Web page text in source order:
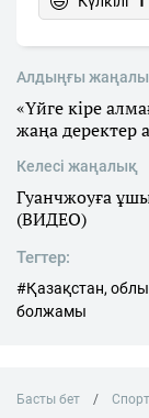
Алдыңғы
«Үйге кіре
жаңа деректер
Келесі жаңалық
Гуанчжоуға
(ВИДЕО)
Тегтер:
#Қазақстан,
болжамы
Басты бет Спорт